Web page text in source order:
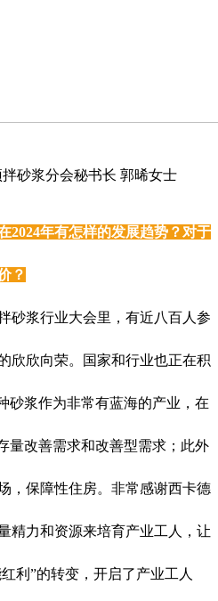
砂浆分会秘书长 郭晞女士
2024年有怎样的发展趋势？对于
？
砂浆行业大会里，有近八百人参
欣欣向荣。国家和行业也正在积
砂浆作为非常有蓝海的产业，在
量改善需求和改善型需求；此外
，保障性住房。非常感谢西卡德
精力和资源来培育产业工人，让
利”的转变，开启了产业工人